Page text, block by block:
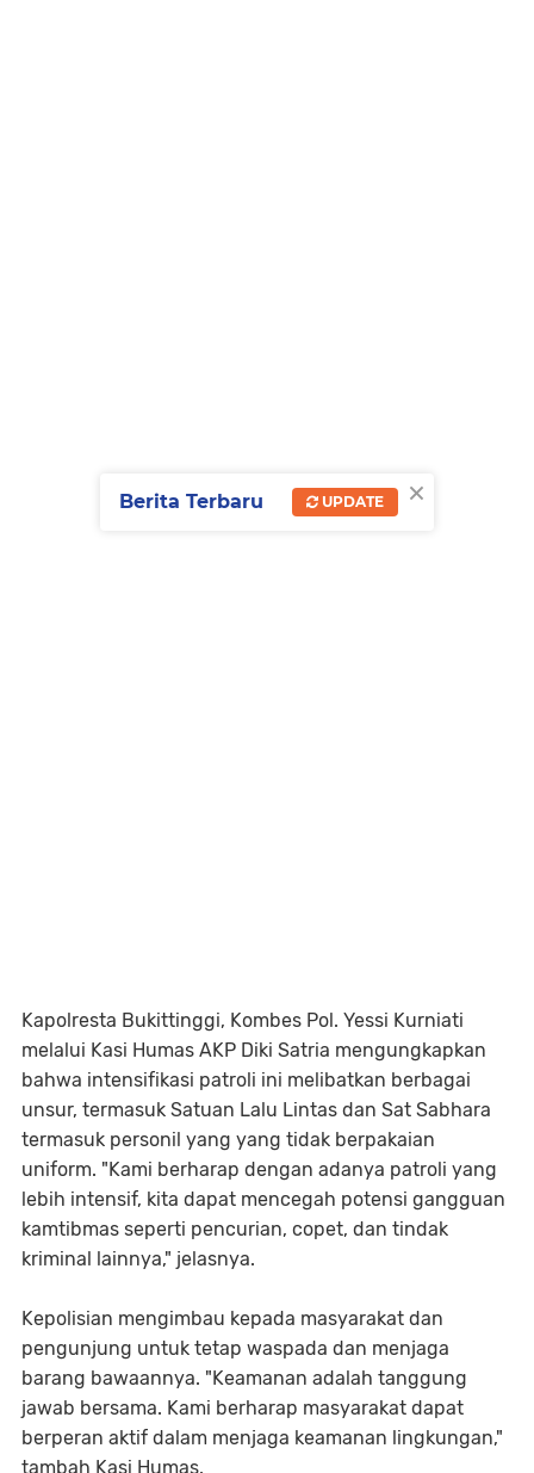
Kapolresta Bukittinggi, Kombes Pol. Yessi Kurniati
melalui Kasi Humas AKP Diki Satria mengungkapkan
bahwa intensifikasi patroli ini melibatkan berbagai
unsur, termasuk Satuan Lalu Lintas dan Sat Sabhara
termasuk personil yang yang tidak berpakaian
uniform. "Kami berharap dengan adanya patroli yang
lebih intensif, kita dapat mencegah potensi gangguan
kamtibmas seperti pencurian, copet, dan tindak
kriminal lainnya," jelasnya.
Kepolisian mengimbau kepada masyarakat dan
pengunjung untuk tetap waspada dan menjaga
barang bawaannya. "Keamanan adalah tanggung
jawab bersama. Kami berharap masyarakat dapat
berperan aktif dalam menjaga keamanan lingkungan,"
tambah Kasi Humas.
×
Berita Terbaru UPDATE